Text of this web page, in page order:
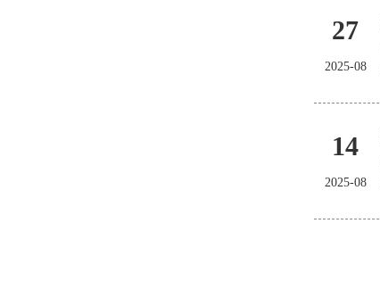
27
2025-08
14
2025-08